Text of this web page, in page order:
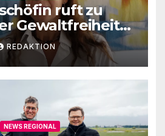
ruft zu
Gewaltfreiheit
REDAKTION
NEWS REGIONAL